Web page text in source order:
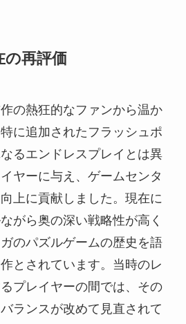
の再評価
の熱狂的なファンから温か
に追加されたフラッシュポ
るエンドレスプレイとは異
ヤーに与え、ゲームセンタ
上に貢献しました。現在に
がら奥の深い戦略性が高く
のパズルゲームの歴史を語
とされています。当時のレ
プレイヤーの間では、その
ランスが改めて見直されて